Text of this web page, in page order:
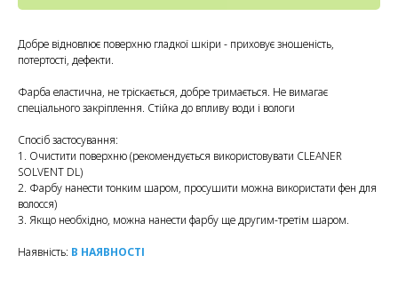
Добре відновлює поверхню гладкої шкіри - приховує зношеність,
потертості, дефекти.
Фарба еластична, не тріскається, добре тримається. Не вимагає
спеціального закріплення. Стійка до впливу води і вологи
Спосіб застосування:
1. Очистити поверхню (рекомендується використовувати CLEANER
SOLVENT DL)
2. Фарбу нанести тонким шаром, просушити можна використати фен для
волосся)
3. Якщо необхідно, можна нанести фарбу ще другим-третім шаром.
Наявність: В НАЯВНОСТІ